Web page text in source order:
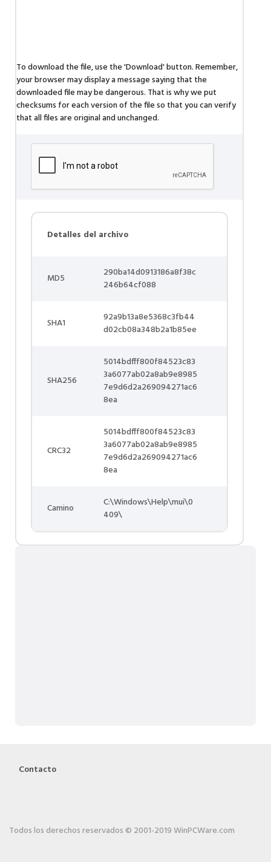
To download the file, use the 'Download' button. Remember,
your browser may display a message saying that the
downloaded file may be dangerous. That is why we put
checksums for each version of the file so that you can verify
that all files are original and unchanged.
Detalles del archivo
MD5
290ba14d0913186a8f38c
246b64cf088
SHA1
92a9b13a8e5368c3fb44
d02cb08a348b2a1b85ee
SHA256
5014bdfff800f84523c83
3a6077ab02a8ab9e8985
7e9d6d2a269094271ac6
8ea
CRC32
5014bdfff800f84523c83
3a6077ab02a8ab9e8985
7e9d6d2a269094271ac6
8ea
Camino
C:\Windows\Help\mui\0
409\
Contacto
Todos los derechos reservados © 2001-2019 WinPCWare.com